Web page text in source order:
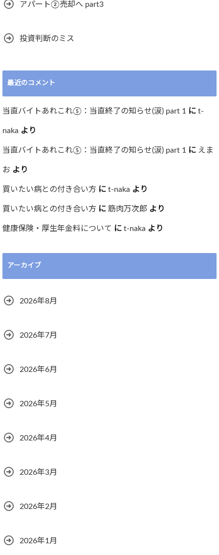
アパート②売却へ part3
投資判断のミス
最近のコメント
当直バイトあれこれ⑤：当直終了の知らせ(涙) part 1 に t-
naka より
当直バイトあれこれ⑤：当直終了の知らせ(涙) part 1 に えま
お より
買いたい病との付き合い方 に t-naka より
買いたい病との付き合い方 に 筋肉万次郎 より
健康保険・厚生年金料について に t-naka より
アーカイブ
2026年8月
2026年7月
2026年6月
2026年5月
2026年4月
2026年3月
2026年2月
2026年1月